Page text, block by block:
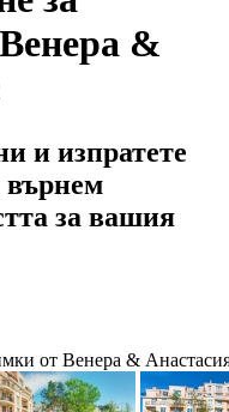
&
и изпратете
върнем
за вашия
от Венера &